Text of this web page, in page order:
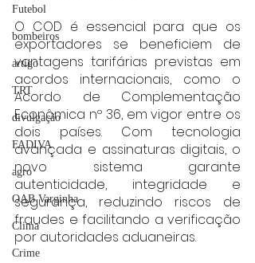
Futebol
bombeiros
artigo
TRT
divulgação
FADIVA
agro
OAB Varginha
Clima
Crime
O COD é essencial para que os
exportadores se beneficiem de
vantagens tarifárias previstas em
acordos internacionais, como o
Acordo de Complementação
Econômica nº 36, em vigor entre os
dois países. Com tecnologia
avançada e assinaturas digitais, o
novo sistema garante
autenticidade, integridade e
segurança, reduzindo riscos de
fraudes e facilitando a verificação
por autoridades aduaneiras.